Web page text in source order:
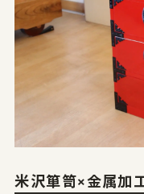
米沢箪笥×金属加